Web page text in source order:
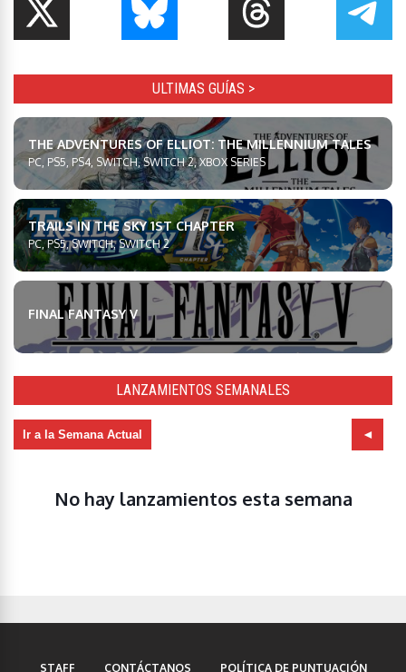
ULTIMAS GUÍAS >
THE ADVENTURES OF ELLIOT: THE MILLENNIUM TALES
PC, PS5, PS4, SWITCH, SWITCH 2, XBOX SERIES
TRAILS IN THE SKY 1ST CHAPTER
PC, PS5, SWITCH, SWITCH 2
FINAL FANTASY V
LANZAMIENTOS SEMANALES
Ir a la Semana Actual
No hay lanzamientos esta semana
STAFF CONTÁCTANOS POLÍTICA DE PUNTUACIÓN